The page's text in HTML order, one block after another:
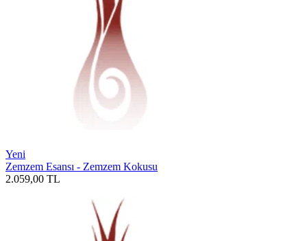
Yeni
Zemzem Esansı - Zemzem Kokusu
2.059,00 TL